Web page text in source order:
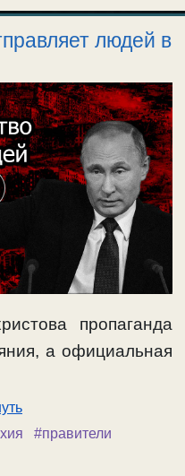
людей в
пропаганда
а официальная
#правители